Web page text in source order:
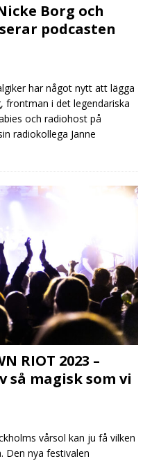
Borg och
podcasten
har något nytt att lägga
frontman i det legendariska
och radiohost på
radiokollega Janne
RIOT 2023 –
så magisk som vi
vårsol kan ju få vilken
Den nya festivalen